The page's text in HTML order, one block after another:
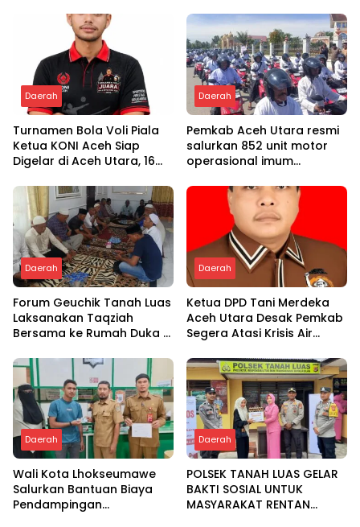
Daerah
Turnamen Bola Voli Piala
Ketua KONI Aceh Siap
Digelar di Aceh Utara, 16
Ambil Bagian
Daerah
Pemkab Aceh Utara resmi
salurkan 852 unit motor
operasional imum
Daerah
Forum Geuchik Tanah Luas
Laksanakan Taqziah
Bersama ke Rumah Duka di
Daerah
Ketua DPD Tani Merdeka
Aceh Utara Desak Pemkab
Segera Atasi Krisis Air
Daerah
Wali Kota Lhokseumawe
Salurkan Bantuan Biaya
Pendampingan
Daerah
POLSEK TANAH LUAS GELAR
BAKTI SOSIAL UNTUK
MASYARAKAT RENTAN